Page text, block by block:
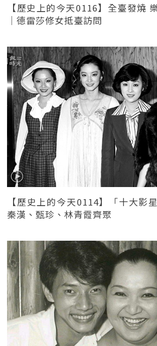
【歷史上的今天0116】全臺發燒
｜德雷莎修女抵臺訪問
【歷史上的今天0114】「十大影
秦漢、甄珍、林青霞齊聚